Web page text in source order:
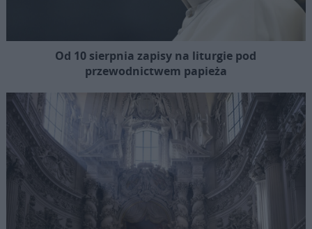
Od 10 sierpnia zapisy na liturgie pod
przewodnictwem papieża